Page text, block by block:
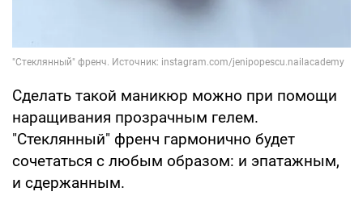
Сделать такой маникюр можно при помощи
наращивания прозрачным гелем.
"Стеклянный" френч гармонично будет
сочетаться с любым образом: и эпатажным,
и сдержанным.